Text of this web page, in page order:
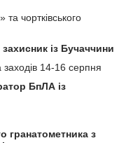
та чортківського
із Бучаччини
14-16 серпня
БпЛА із
гранатометника з